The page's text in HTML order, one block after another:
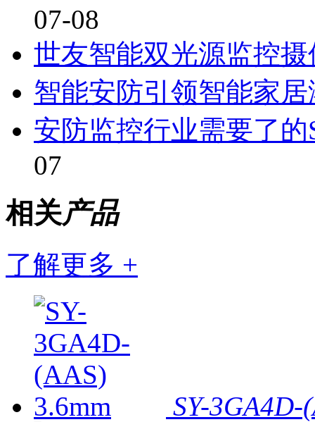
07-08
世友智能双光源监控
智能安防引领智能家
安防监控行业需要了
07
相关产品
了解更多 +
SY-3GA4D-